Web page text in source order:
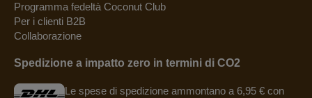
Programma fedeltà Coconut Club
Per i clienti B2B
Collaborazione
Spedizione a impatto zero in termini di CO2
Le spese di spedizione ammontano a 6,95 € con